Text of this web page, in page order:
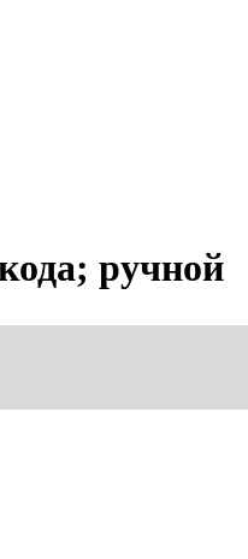
ручной